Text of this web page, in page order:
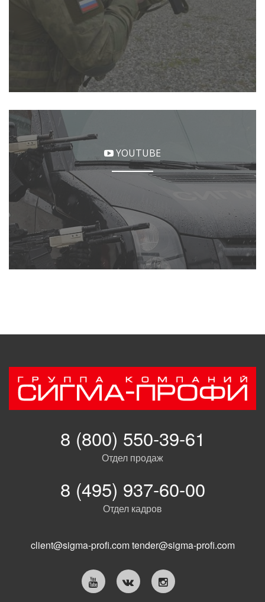
YOUTUBE
8 (800) 550-39-61
Отдел продаж
8 (495) 937-60-00
Отдел кадров
client@sigma-profi.comtender@sigma-profi.com